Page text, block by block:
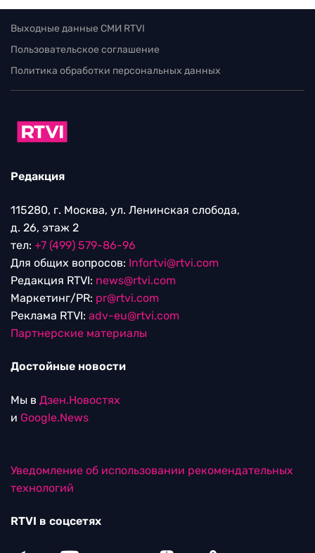
Выходные данные СМИ RTVI
Пользовательское соглашение
Политика обработки персональных данных
Редакция
115280, г. Москва, ул. Ленинская слобода,
д. 26, этаж 2
тел: +7 (499) 579-86-96
Для общих вопросов: Infortvi@rtvi.com
Редакция RTVI: news@rtvi.com
Маркетинг/PR: pr@rtvi.com
Реклама RTVI: adv-eu@rtvi.com
Партнерские материалы
Достойные новости
Мы в Дзен.Новостях
и Google.News
Уведомление об использовании рекомендательных
технологий
RTVI в соцсетях